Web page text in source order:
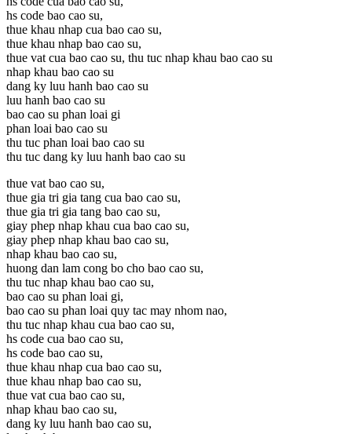
hs code bao cao su,
thue khau nhap cua bao cao su,
thue khau nhap bao cao su,
thue vat cua bao cao su, thu tuc nhap khau bao cao su
nhap khau bao cao su
dang ky luu hanh bao cao su
luu hanh bao cao su
bao cao su phan loai gi
phan loai bao cao su
thu tuc phan loai bao cao su
thu tuc dang ky luu hanh bao cao su
thue vat bao cao su,
thue gia tri gia tang cua bao cao su,
thue gia tri gia tang bao cao su,
giay phep nhap khau cua bao cao su,
giay phep nhap khau bao cao su,
nhap khau bao cao su,
huong dan lam cong bo cho bao cao su,
thu tuc nhap khau bao cao su,
bao cao su phan loai gi,
bao cao su phan loai quy tac may nhom nao,
thu tuc nhap khau cua bao cao su,
hs code cua bao cao su,
hs code bao cao su,
thue khau nhap cua bao cao su,
thue khau nhap bao cao su,
thue vat cua bao cao su,
nhap khau bao cao su,
dang ky luu hanh bao cao su,